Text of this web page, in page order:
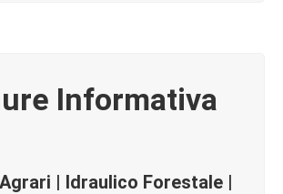
Informativa
| Idraulico Forestale |